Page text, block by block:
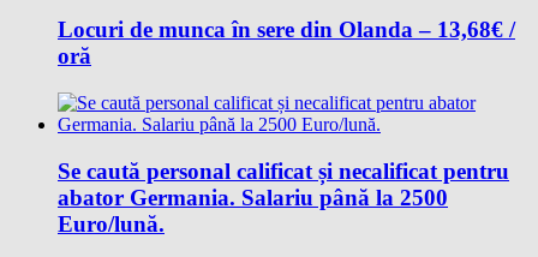
Locuri de munca în sere din Olanda – 13,68€ /
oră
Se caută personal calificat și necalificat pentru
abator Germania. Salariu până la 2500
Euro/lună.